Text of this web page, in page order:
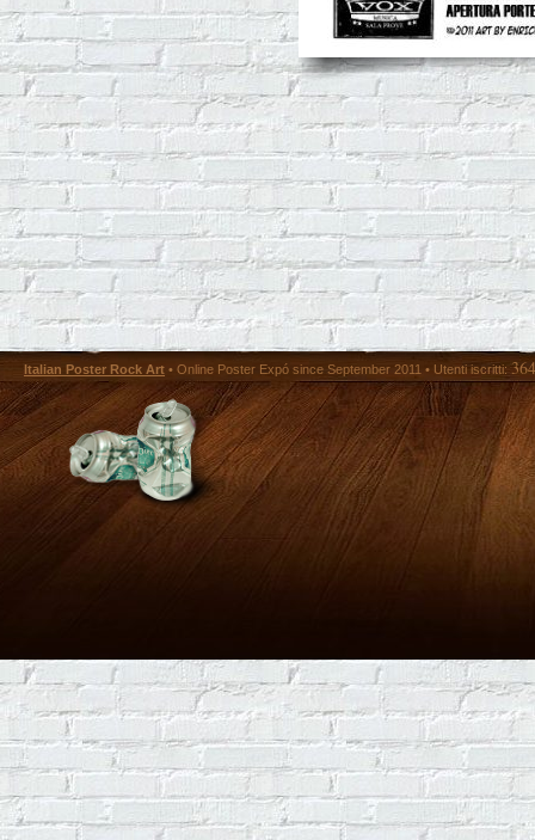
Italian Poster Rock Art • Online Poster Expó since September 2011 • Utenti iscritti: 364